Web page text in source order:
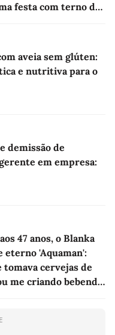
festa com terno de
aveia sem glúten:
e nutritiva para o
demissão de
em empresa:
47 anos, o Blanka
'Aquaman':
cervejas de
me criando bebendo